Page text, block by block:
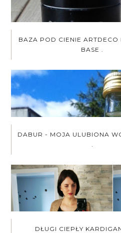
BAZA POD CIENIE ARTDECO
BASE .
DABUR - MOJA ULUBIONA
DŁUGI CIEPŁY